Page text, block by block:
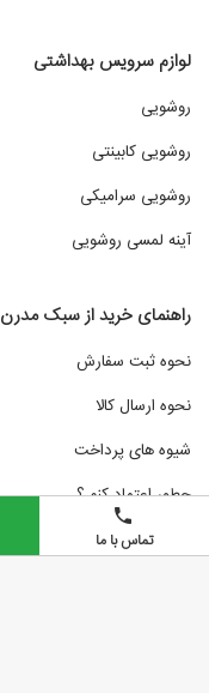
تماس با ما
لوازم سرویس بهداشتی
روشویی
روشویی کابینتی
روشویی سرامیکی
آینه لمسی روشویی
راهنمای خرید از سبک مدرن
نحوه ثبت سفارش
نحوه ارسال کالا
شیوه های پرداخت
چطور اعتماد کنم ؟